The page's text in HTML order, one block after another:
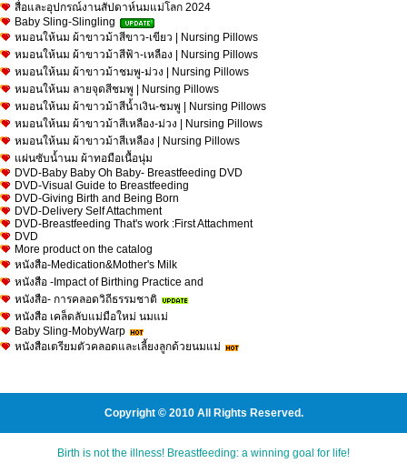
สื่อและอุปกรณ์งานสัปดาห์นมแม่โลก 2024
Baby Sling-Slingling
หมอนให้นม ผ้าขาวม้าสีขาว-เขียว | Nursing Pillows
หมอนให้นม ผ้าขาวม้าสีฟ้า-เหลือง | Nursing Pillows
หมอนให้นม ผ้าขาวม้าชมพู-ม่วง | Nursing Pillows
หมอนให้นม ลายจุดสีชมพู | Nursing Pillows
หมอนให้นม ผ้าขาวม้าสีน้ำเงิน-ชมพู | Nursing Pillows
หมอนให้นม ผ้าขาวม้าสีเหลือง-ม่วง | Nursing Pillows
หมอนให้นม ผ้าขาวม้าสีเหลือง | Nursing Pillows
แผ่นซับน้ำนม ผ้าทอมือเนื้อนุ่ม
DVD-Baby Baby Oh Baby- Breastfeeding DVD
DVD-Visual Guide to Breastfeeding
DVD-Giving Birth and Being Born
DVD-Delivery Self Attachment
DVD-Breastfeeding That's work :First Attachment
DVD
More product on the catalog
หนังสือ-Medication&Mother's Milk
หนังสือ -Impact of Birthing Practice and
หนังสือ- การคลอดวิถีธรรมชาติ
หนังสือ เคล็ดลับแม่มือใหม่ นมแม่
Baby Sling-MobyWarp
หนังสือเตรียมตัวคลอดและเลี้ยงลูกด้วยนมแม่
Copyright © 2010 All Rights Reserved.
Birth is not the illness! Breastfeeding: a winning goal for life!